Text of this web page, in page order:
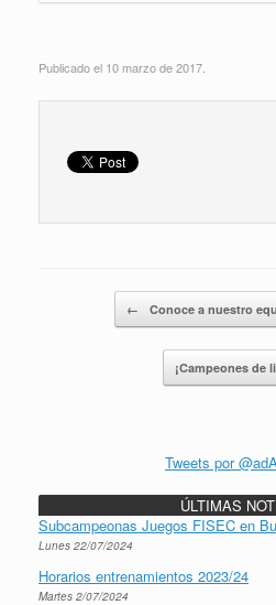
Publicado el 10 marzo de 2017.
← Conoce a nuestro
¡Campeones de
Tweets por
ÚLTIMAS
Subcampeonas Juegos FISEC en
Lunes 22/07/2024
Horarios entrenamientos 2023/24
Martes 2/07/2024